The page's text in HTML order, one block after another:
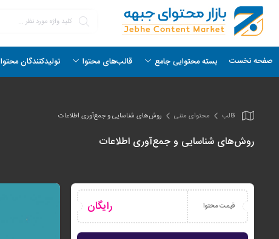
صفحه نخست بسته محتوایی جامع قالب‌های محتوا تولیدکنندگان محتوا
قالب محتوای متنی روش‌های شناسایی و جمع‌آوری اطلاعات
روش‌های شناسایی و جمع‌آوری اطلاعات
قیمت محتوا رایگان